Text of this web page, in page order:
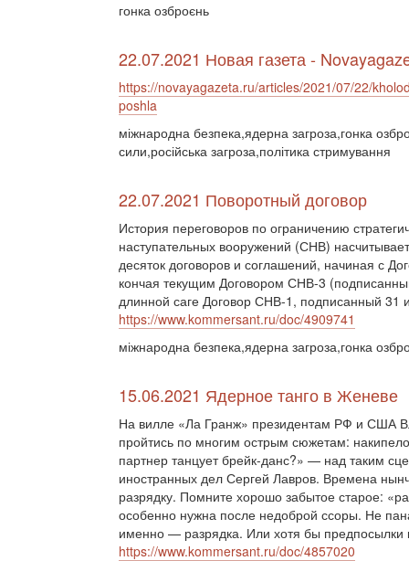
гонка озброєнь
22.07.2021 Новая газета -
https://novayagazeta.ru/articles/2021/07/22/
poshla
міжнародна безпека,ядерна загроза,гонка
сили,російська загроза,політика стримування
22.07.2021 Поворотный договор
История переговоров по ограничению
наступательных вооружений (СНВ)
десяток договоров и соглашений, начиная с
кончая текущим Договором СНВ-3
длинной саге Договор СНВ-1, подписанный 31
https://www.kommersant.ru/doc/4909741
міжнародна безпека,ядерна загроза,гонка
15.06.2021 Ядерное танго в Женеве
На вилле «Ла Гранж» президентам РФ и США
пройтись по многим острым сюжетам:
партнер танцует брейк-данс?» — над таким
иностранных дел Сергей Лавров. Времена
разрядку. Помните хорошо забытое старое:
особенно нужна после недоброй ссоры. Не
именно — разрядка. Или хотя бы предпосылки
https://www.kommersant.ru/doc/4857020